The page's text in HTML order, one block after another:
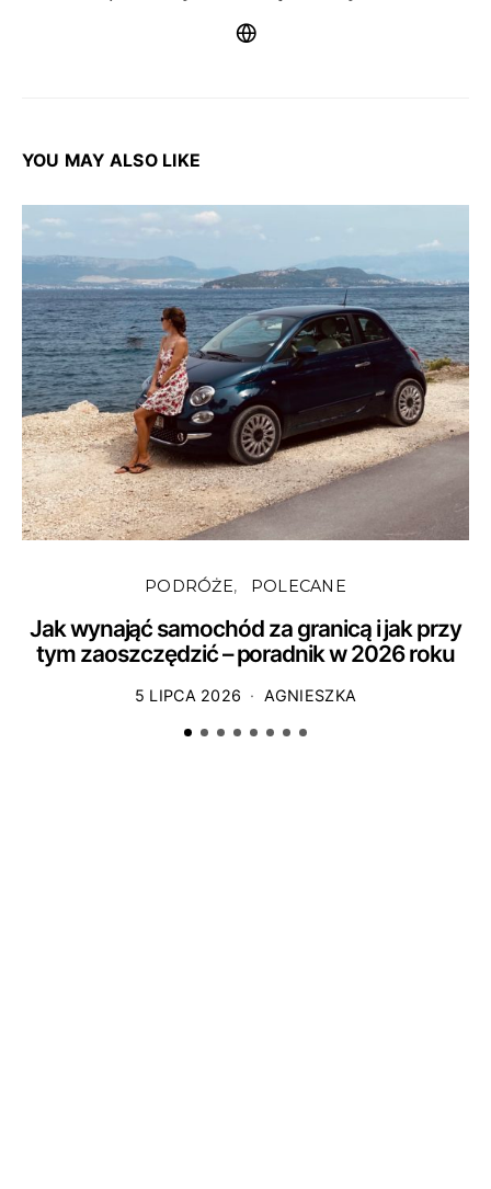
YOU MAY ALSO LIKE
PODRÓŻE POLECANE
Jak wynająć samochód za granicą i jak przy
tym zaoszczędzić – poradnik w 2026 roku
5 LIPCA 2026 AGNIESZKA